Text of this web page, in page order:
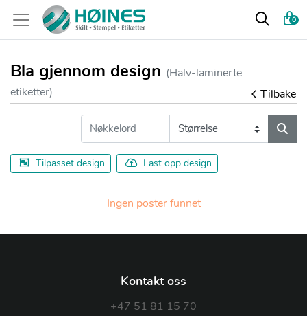
0
Bla gjennom design (Halv-laminerte
etiketter)
Tilbake
Tilpasset design Last opp design
Ingen poster funnet
Kontakt oss
+47 51 81 15 70